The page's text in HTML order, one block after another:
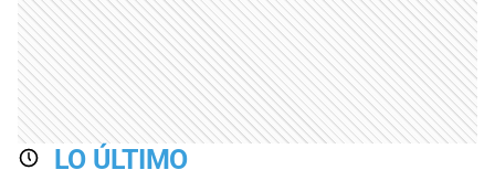
LO ÚLTIMO